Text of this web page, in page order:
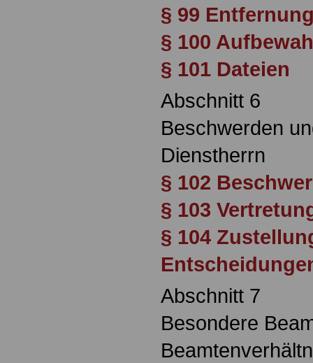
§ 99
§ 100
§ 101 Dateien
Abschnitt 6
Beschwerden
Dienstherrn
§ 102
§ 103
§ 104
Abschnitt 7
Besondere